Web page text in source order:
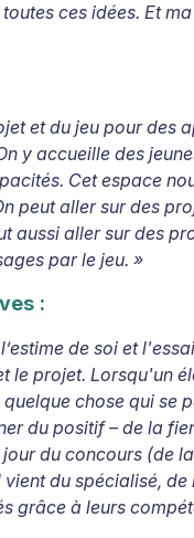
ces idées. Et
et du jeu pour des
accueille des
Cet espace
peut aller sur des
aussi aller sur des
par le jeu. »
:
de soi et
le projet. Lorsqu'un
chose qui se
du positif – de la
du concours (de
vient du spécialisé,
grâce à leurs